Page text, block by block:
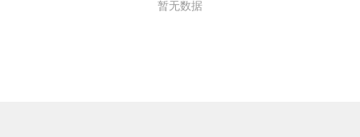
暂无数据